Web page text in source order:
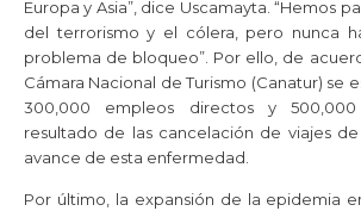
Europa y Asia”, dice Uscamayta. “Hemos
del terrorismo y el cólera, pero nunca
problema de bloqueo”. Por ello, de
Cámara Nacional de Turismo (Canatur) se
300,000 empleos directos y
resultado de las cancelación de viajes
avance de esta enfermedad.
Por último, la expansión de la epidemia